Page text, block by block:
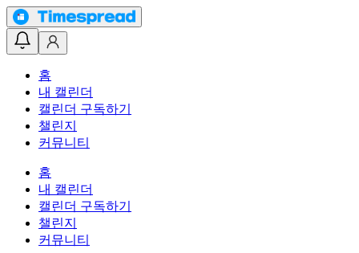
홈
내 캘린더
캘린더 구독하기
챌린지
커뮤니티
홈
내 캘린더
캘린더 구독하기
챌린지
커뮤니티